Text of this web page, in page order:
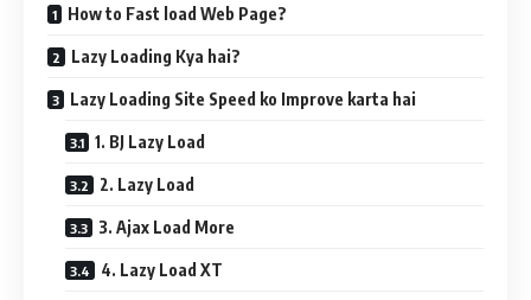
How to Fast load Web Page?
Lazy Loading Kya hai?
Lazy Loading Site Speed ko Improve karta hai
1. BJ Lazy Load
2. Lazy Load
3. Ajax Load More
4. Lazy Load XT